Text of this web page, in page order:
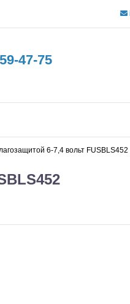
47-75
Трофи
6-7,4 вольт FUSBLS452